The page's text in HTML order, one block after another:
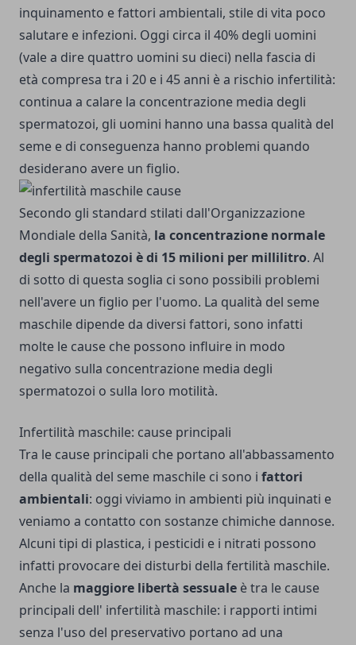
inquinamento e fattori ambientali, stile di vita poco
salutare e infezioni. Oggi circa il 40% degli uomini
(vale a dire quattro uomini su dieci) nella fascia di
età compresa tra i 20 e i 45 anni è a rischio infertilità:
continua a calare la concentrazione media degli
spermatozoi, gli uomini hanno una bassa qualità del
seme e di conseguenza hanno problemi quando
desiderano avere un figlio.
Secondo gli standard stilati dall'Organizzazione
Mondiale della Sanità, la concentrazione normale
degli spermatozoi è di 15 milioni per millilitro. Al
di sotto di questa soglia ci sono possibili problemi
nell'avere un figlio per l'uomo. La qualità del seme
maschile dipende da diversi fattori, sono infatti
molte le cause che possono influire in modo
negativo sulla concentrazione media degli
spermatozoi o sulla loro motilità.
Infertilità maschile: cause principali
Tra le cause principali che portano all'abbassamento
della qualità del seme maschile ci sono i fattori
ambientali: oggi viviamo in ambienti più inquinati e
veniamo a contatto con sostanze chimiche dannose.
Alcuni tipi di plastica, i pesticidi e i nitrati possono
infatti provocare dei disturbi della fertilità maschile.
Anche la maggiore libertà sessuale è tra le cause
principali dell' infertilità maschile: i rapporti intimi
senza l'uso del preservativo portano ad una